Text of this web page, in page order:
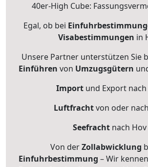
40er-High Cube:
Egal, ob bei
Visabestimmungen in
Unsere Partner unterstützen Sie
Einführen von Umzugsgütern
Importund Export nach
Luftfrachtvon oder
Seefrachtnach Hov
Von derZollabwicklung
Einfuhrbestimmung – Wir